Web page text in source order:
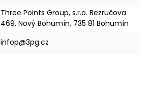
Three Points Group, s.r.o. Bezručova
469, Nový Bohumín, 735 81 Bohumín
infop@3pg.cz